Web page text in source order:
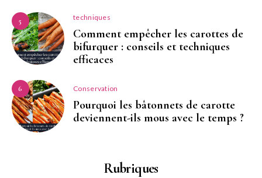
5 techniques
Comment empêcher les carottes de
bifurquer : conseils et techniques
efficaces
6 Conservation
Pourquoi les bâtonnets de carotte
deviennent-ils mous avec le temps ?
Rubriques